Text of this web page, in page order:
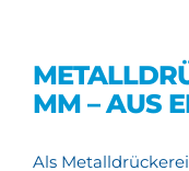
MM – AUS
Als